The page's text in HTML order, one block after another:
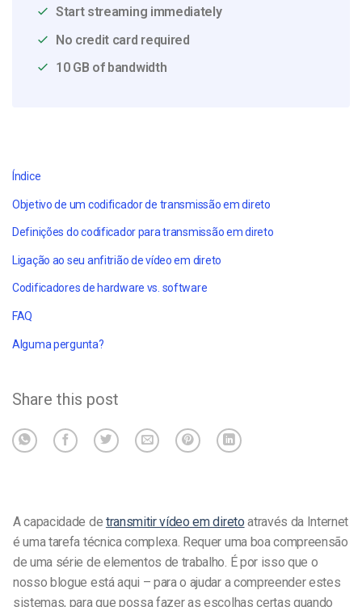
Start streaming immediately
No credit card required
10 GB of bandwidth
Índice
Objetivo de um codificador de transmissão em direto
Definições do codificador para transmissão em direto
Ligação ao seu anfitrião de vídeo em direto
Codificadores de hardware vs. software
FAQ
Alguma pergunta?
Share this post
A capacidade de transmitir vídeo em direto através da Internet
é uma tarefa técnica complexa. Requer uma boa compreensão
de uma série de elementos de trabalho. É por isso que o
nosso blogue está aqui – para o ajudar a compreender estes
sistemas, para que possa fazer as escolhas certas quando